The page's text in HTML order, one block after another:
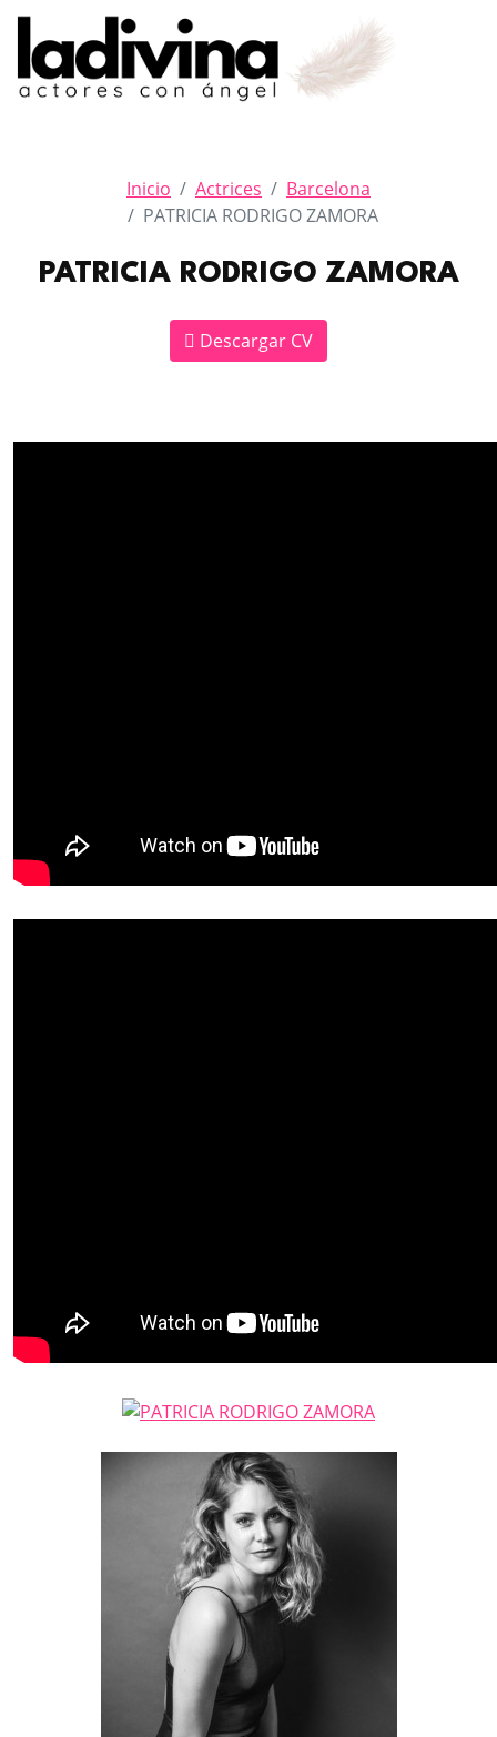
Inicio Actrices
Barcelona
PATRICIA RODRIGO ZAMORA
PATRICIA RODRIGO ZAMORA
Descargar CV